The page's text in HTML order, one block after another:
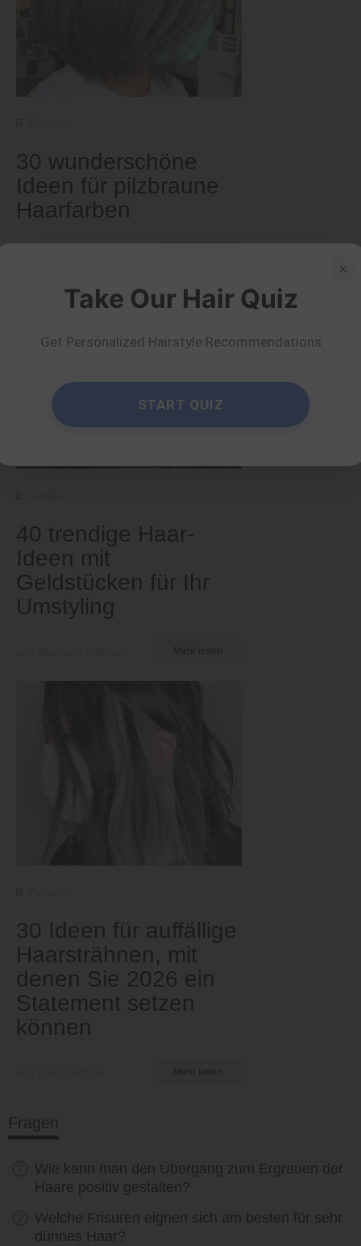
30 wunderschöne
Ideen für pilzbraune
Haarfarben
40 trendige Haar-
Ideen mit
Geldstücken für Ihr
Umstyling
30 Ideen für auffällige
Haarsträhnen, mit
denen Sie 2026 ein
Statement setzen
können
Fragen
Wie kann man den Übergang zum Ergrauen der
Haare positiv gestalten?
Welche Frisuren eignen sich am besten für sehr
dünnes Haar?
×
Take Our Hair Quiz
Get Personalized Hairstyle Recommendations
START QUIZ